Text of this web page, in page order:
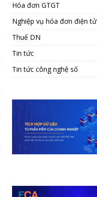
Hóa đơn GTGT
Nghiệp vụ hóa đơn điện tử
Thuế DN
Tin tức
Tin tức công nghệ số